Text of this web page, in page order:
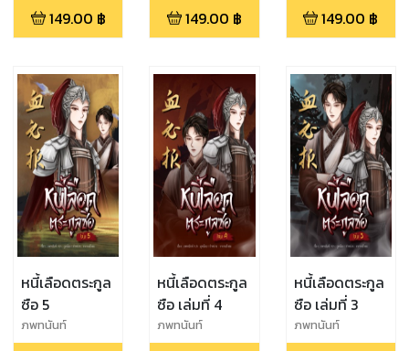
149.00 ฿ 149.00 ฿ 149.00 ฿
หนี้เลือดตระกูล
ซือ 5
ภพทนันท์
หนี้เลือดตระกูล
ซือ เล่มที่ 4
ภพทนันท์
หนี้เลือดตระกูล
ซือ เล่มที่ 3
ภพทนันท์